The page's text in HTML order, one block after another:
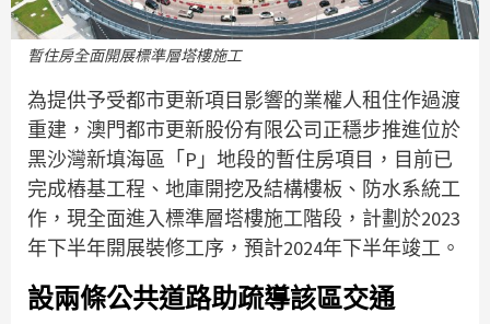
暫住房全面開展標準層塔樓施工
為提供予受都市更新項目影響的業權人租住作過渡
重建，澳門都市更新股份有限公司正穩步推進位於
黑沙灣新填海區「P」地段的暫住房項目，目前已
完成樁基工程、地庫開挖及結構樓板、防水系統工
作，現全面進入標準層塔樓施工階段，計劃於2023
年下半年開展裝修工序，預計2024年下半年竣工。
設兩條公共道路助疏導該區交通